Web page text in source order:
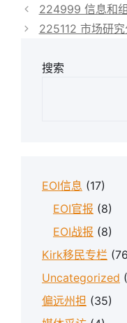
类
224999 信息和
225112 市场研
搜索
EOI信息 (17)
EOI官报 (8)
EOI战报 (8)
Kirk移民专栏
Uncategorized
偏远州担 (35)